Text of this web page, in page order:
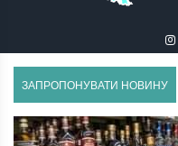
ЗАПРОПОНУВАТИ НОВИНУ